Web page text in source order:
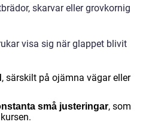
skarvar eller grovkornig
visa sig när glappet blivit
, särskilt på ojämna vägar eller
små justeringar, som